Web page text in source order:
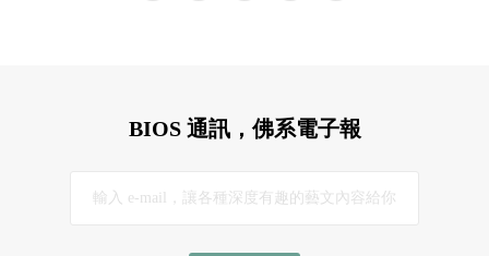
BIOS 通訊，佛系電子報